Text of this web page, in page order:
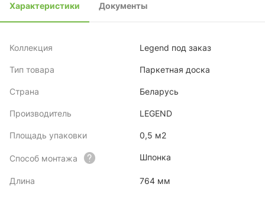
Характеристики Документы
Коллекция Legend под заказ
Тип товара Паркетная доска
Страна Беларусь
Производитель LEGEND
Площадь упаковки 0,5 м2
Способ монтажа Шпонка
Длина 764 мм